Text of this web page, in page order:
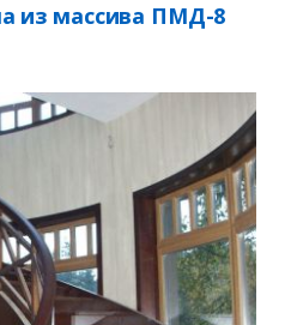
из массива ПМД-8